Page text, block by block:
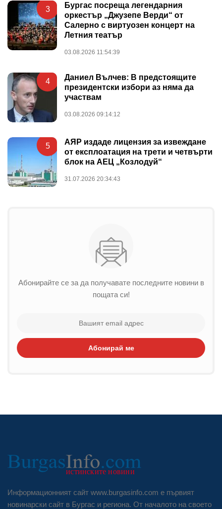
3
Бургас посреща легендарния
оркестър „Джузепе Верди“ от
Салерно с виртуозен концерт на
Летния театър
03.08.2026 11:54:39
4
Даниел Вълчев: В предстоящите
президентски избори аз няма да
участвам
03.08.2026 09:14:12
5
АЯР издаде лицензия за извеждане
от експлоатация на трети и четвърти
блок на АЕЦ „Козлодуй“
31.07.2026 20:34:43
Абонирайте се за да получавате последните новини в
пощата си!
Абонирай ме
Информационният сайт www.burgasinfo.com е първият
новинарски сайт в Бургас и региона. От началото на своето